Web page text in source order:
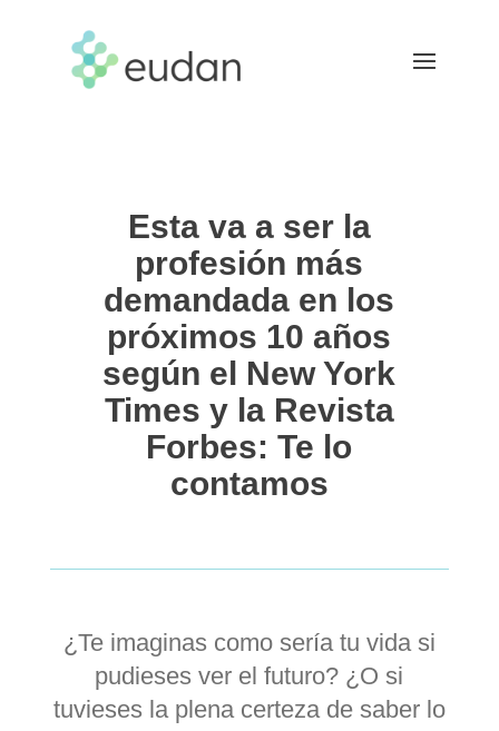
Esta va a ser la
profesión más
demandada en los
próximos 10 años
según el New York
Times y la Revista
Forbes: Te lo
contamos
¿Te imaginas como sería tu vida si
pudieses ver el futuro? ¿O si
tuvieses la plena certeza de saber lo